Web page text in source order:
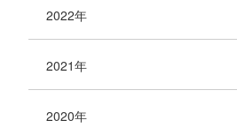
2022年
2021年
2020年